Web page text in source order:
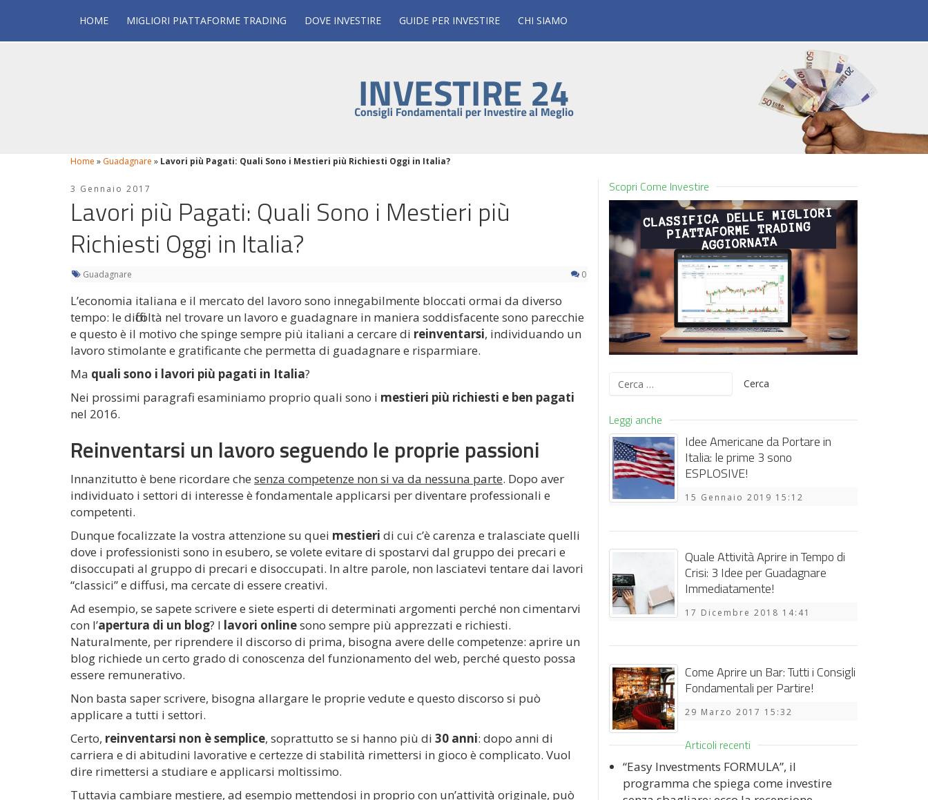
HOME MIGLIORI PIATTAFORME TRADING DOVE INVESTIRE GUIDE PER INVESTIRE CHI SIAMO
Home » Guadagnare » Lavori più Pagati: Quali Sono i Mestieri più Richiesti Oggi in Italia?
3 Gennaio 2017
Lavori più Pagati: Quali Sono i Mestieri più
Richiesti Oggi in Italia?
Guadagnare 0
L’economia italiana e il mercato del lavoro sono innegabilmente bloccati ormai da diverso
tempo: le difficoltà nel trovare un lavoro e guadagnare in maniera soddisfacente sono parecchie
e questo è il motivo che spinge sempre più italiani a cercare di reinventarsi, individuando un
lavoro stimolante e gratificante che permetta di guadagnare e risparmiare.
Ma quali sono i lavori più pagati in Italia?
Nei prossimi paragrafi esaminiamo proprio quali sono i mestieri più richiesti e ben pagati
nel 2016.
Reinventarsi un lavoro seguendo le proprie passioni
Innanzitutto è bene ricordare che senza competenze non si va da nessuna parte. Dopo aver
individuato i settori di interesse è fondamentale applicarsi per diventare professionali e
competenti.
Dunque focalizzate la vostra attenzione su quei mestieri di cui c’è carenza e tralasciate quelli
dove i professionisti sono in esubero, se volete evitare di spostarvi dal gruppo dei precari e
disoccupati al gruppo di precari e disoccupati. In altre parole, non lasciatevi tentare dai lavori
“classici” e diffusi, ma cercate di essere creativi.
Ad esempio, se sapete scrivere e siete esperti di determinati argomenti perché non cimentarvi
con l’apertura di un blog? I lavori onlinesono sempre più apprezzati e richiesti.
Naturalmente, per riprendere il discorso di prima, bisogna avere delle competenze: aprire un
blog richiede un certo grado di conoscenza del funzionamento del web, perché questo possa
essere remunerativo.
Non basta saper scrivere, bisogna allargare le proprie vedute e questo discorso si può
applicare a tutti i settori.
Certo, reinventarsi non è semplice, soprattutto se si hanno più di 30 anni: dopo anni di
carriera e di abitudini lavorative e certezze di stabilità rimettersi in gioco è complicato. Vuol
dire rimettersi a studiare e applicarsi moltissimo.
Tuttavia cambiare mestiere, ad esempio mettendosi in proprio con un’attività originale, può
Scopri Come Investire
Ricerca
Leggi anche
Idee Americane da Portare in
Italia: le prime 3 sono
ESPLOSIVE!
15 Gennaio 2019 15:12
Quale Attività Aprire in Tempo di
Crisi: 3 Idee per Guadagnare
Immediatamente!
17 Dicembre 2018 14:41
Come Aprire un Bar: Tutti i Consigli
Fondamentali per Partire!
29 Marzo 2017 15:32
Articoli recenti
“Easy Investments FORMULA”, il
programma che spiega come investire